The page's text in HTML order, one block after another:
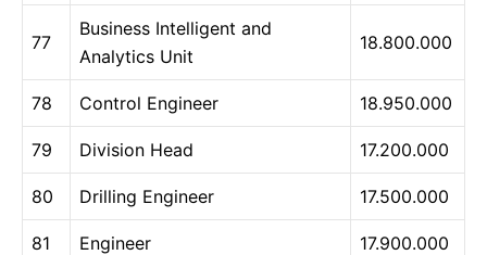
77
Business Intelligent and
Analytics Unit
18.800.000
78 Control Engineer 18.950.000
79 Division Head 17.200.000
80 Drilling Engineer 17.500.000
81 Engineer 17.900.000